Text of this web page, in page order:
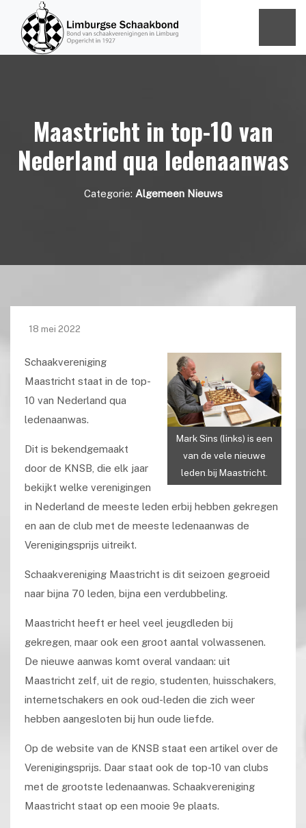
Maastricht in top-10 van
Nederland qua ledenaanwas
Categorie: Algemeen Nieuws
18 mei 2022
Mark Sins (links) is een
van de vele nieuwe
leden bij Maastricht.
Schaakvereniging
Maastricht staat in de top-
10 van Nederland qua
ledenaanwas.
Dit is bekendgemaakt
door de KNSB, die elk jaar
bekijkt welke verenigingen
in Nederland de meeste leden erbij hebben gekregen
en aan de club met de meeste ledenaanwas de
Verenigingsprijs uitreikt.
Schaakvereniging Maastricht is dit seizoen gegroeid
naar bijna 70 leden, bijna een verdubbeling.
Maastricht heeft er heel veel jeugdleden bij
gekregen, maar ook een groot aantal volwassenen.
De nieuwe aanwas komt overal vandaan: uit
Maastricht zelf, uit de regio, studenten, huisschakers,
internetschakers en ook oud-leden die zich weer
hebben aangesloten bij hun oude liefde.
Op de website van de KNSB staat een artikel over de
Verenigingsprijs. Daar staat ook de top-10 van clubs
met de grootste ledenaanwas. Schaakvereniging
Maastricht staat op een mooie 9e plaats.